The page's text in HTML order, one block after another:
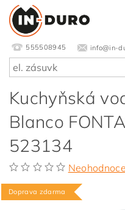
555508945 info@in-
Kuchyňská
Blanco
523134
Doprava zdarma